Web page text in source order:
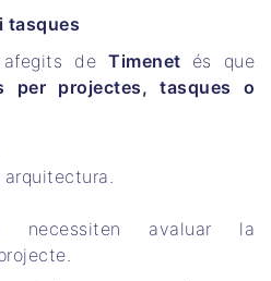
tasques
de Timenet és que
per projectes, tasques o
necessiten avaluar la